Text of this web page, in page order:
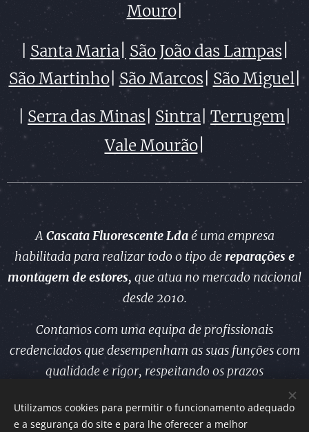
Mouro|
Santa Maria| São João das Lampas
São Martinho| São Marcos São Miguel
Serra das Minas Sintra |Terrugem
Vale Mourão|
ACascata Fluorescente Ldaé uma empresa
habilitada para realizar todo o tipo de reparações e
montagem de estores, que atua no mercado nacional
desde 2010.
Contamos com uma equipa de profissionais
credenciados que desempenham as suas funções com
qualidade e rigor, respeitando os prazos
Utilizamos cookies para permitir o funcionamento adequado
e a segurança do site e para lhe oferecer a melhor